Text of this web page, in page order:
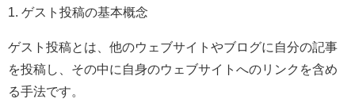
1. ゲスト投稿の基本概念
ゲスト投稿とは、他のウェブサイトやブログに自分の記事
を投稿し、その中に自身のウェブサイトへのリンクを含め
る手法です。